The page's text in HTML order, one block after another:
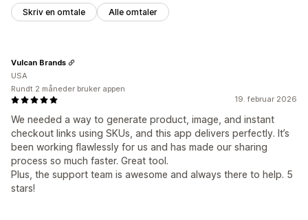
Skriv en omtale Alle omtaler
19. februar 2026
We needed a way to generate product, image, and instant
checkout links using SKUs, and this app delivers perfectly. It’s
been working flawlessly for us and has made our sharing
process so much faster. Great tool.
Plus, the support team is awesome and always there to help. 5
stars!
Vulcan Brands
USA
Rundt 2 måneder bruker appen